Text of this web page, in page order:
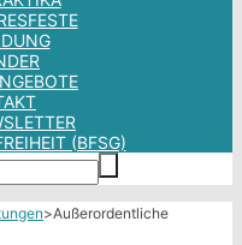
(BFSG)
>Außerordentliche